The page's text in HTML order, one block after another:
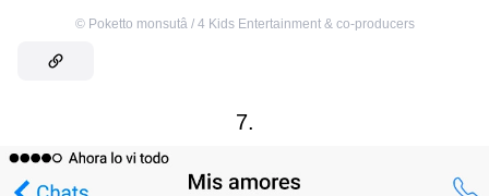
© Poketto monsutâ / 4 Kids Entertainment & co-producers
7.